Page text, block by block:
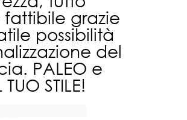
fattibile grazie
possibilità
del
PALEO e
STILE!